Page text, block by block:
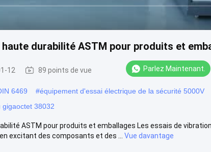
durabilité ASTM pour produits et
12 89 points de vue Parlez Maintenant.
6469 #équipement d'essai électrique de la sécurité 5000V
38032
ASTM pour produits et emballages Les essais de
excitant des composants et des ...
Vue davantage